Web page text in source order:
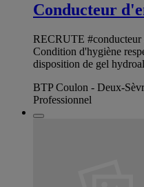
Conducteur
RECRUTE #conducteur
Condition d'hygiène
disposition de gel
BTP Coulon - Deux-
Professionnel